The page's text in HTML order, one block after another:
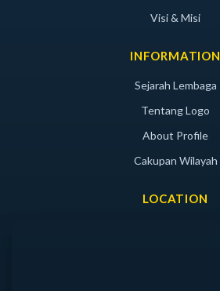
Visi & Misi
INFORMATION
Sejarah Lembaga
Tentang Logo
About Profile
Cakupan Wilayah
LOCATION